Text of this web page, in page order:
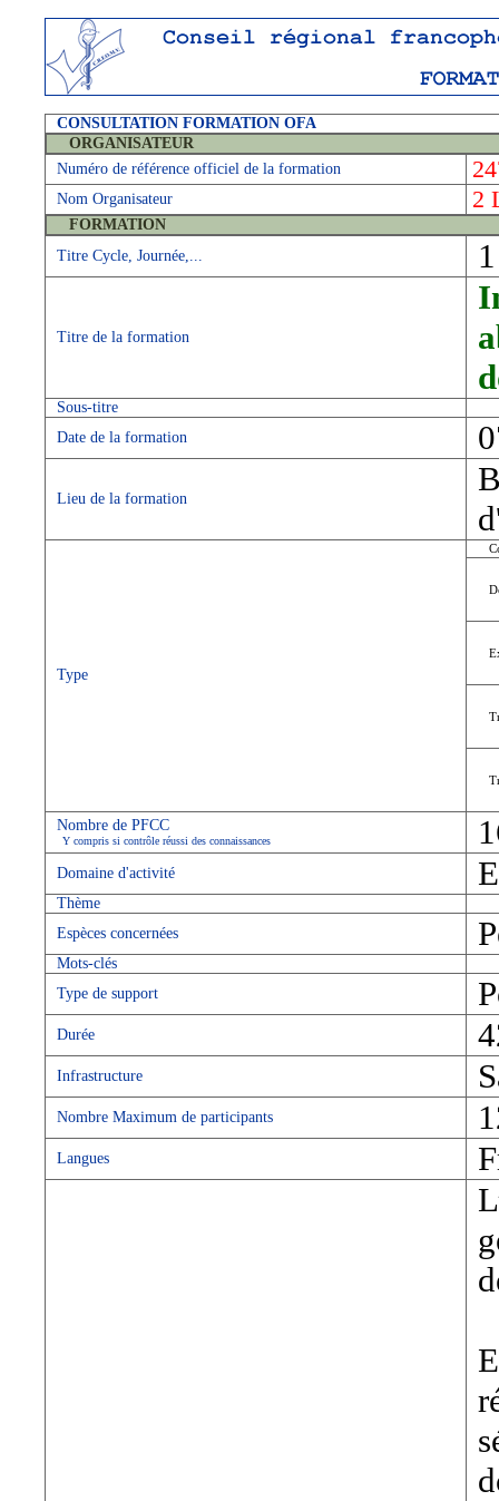
CONSULTATION FORMATION OFA
ORGANISATEUR
Numéro de référence officiel de la formation
Nom Organisateur 2
FORMATION
Titre Cycle, Journée,...
Titre de la formation
Sous-titre
Date de la formation
Lieu de la formation
Type
Nombre de PFCC
Y compris si contrôle réussi des connaissances
Domaine d'activité
Thème
Espèces concernées
Mots-clés
Type de support
Durée
Infrastructure
Nombre Maximum de participants
Langues